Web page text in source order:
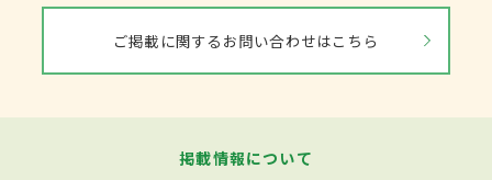
ご掲載に関するお問い合わせはこちら
掲載情報について